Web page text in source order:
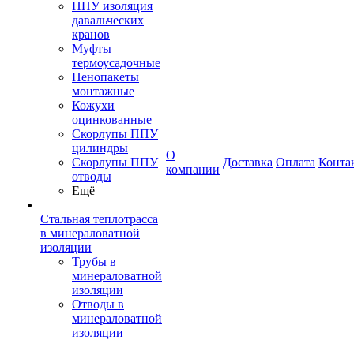
ППУ изоляция
давальческих
кранов
Муфты
термоусадочные
Пенопакеты
монтажные
Кожухи
оцинкованные
Скорлупы ППУ
цилиндры
Скорлупы ППУ
отводы
Ещё
Стальная теплотрасса
в минераловатной
изоляции
Трубы в
минераловатной
изоляции
Отводы в
минераловатной
изоляции
О
компании
Доставка Оплата